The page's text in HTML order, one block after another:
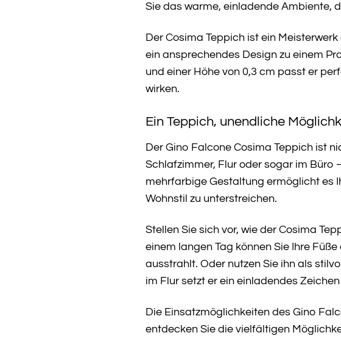
Sie das warme, einladende Ambiente,
Der Cosima Teppich ist ein
ein ansprechendes Design zu einem
und einer Höhe von 0,3 cm passt er
wirken.
Ein Teppich, unendliche
Der Gino Falcone Cosima Teppich ist
Schlafzimmer, Flur oder sogar im Büro
mehrfarbige Gestaltung ermöglicht es
Wohnstil zu unterstreichen.
Stellen Sie sich vor, wie der Cosima
einem langen Tag können Sie Ihre
ausstrahlt. Oder nutzen Sie ihn als
im Flur setzt er ein einladendes
Die Einsatzmöglichkeiten des Gino
entdecken Sie die vielfältigen